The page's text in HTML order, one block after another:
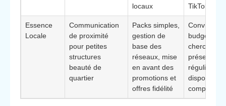
locaux
TikTok
Essence
Locale
Communication
de proximité
pour petites
structures
beauté de
quartier
Packs simples,
gestion de
base des
réseaux, mise
en avant des
promotions et
offres fidélité
Convient
budgets
cherchant
présence
régulière
dispositif
complexe